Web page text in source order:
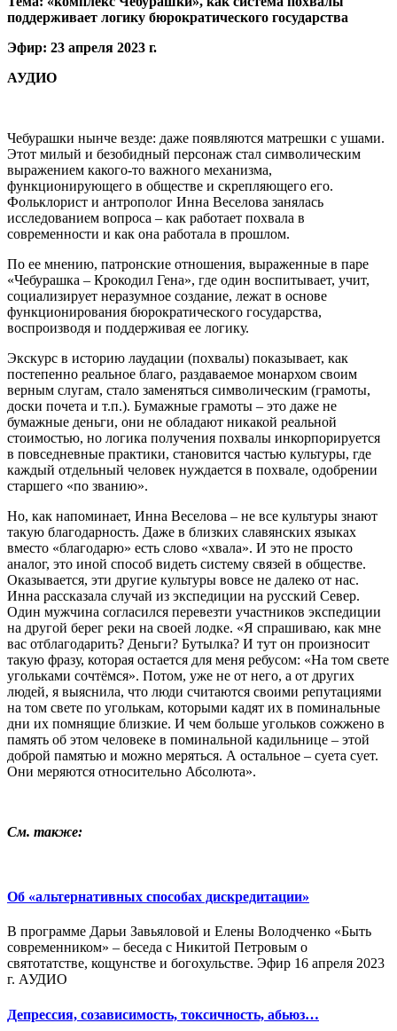
поддерживает логику бюрократического государства
Эфир: 23 апреля 2023 г.
АУДИО
Чебурашки нынче везде: даже появляются матрешки с ушами.
Этот милый и безобидный персонаж стал символическим
выражением какого-то важного механизма,
функционирующего в обществе и скрепляющего его.
Фольклорист и антрополог Инна Веселова занялась
исследованием вопроса – как работает похвала в
современности и как она работала в прошлом.
По ее мнению, патронские отношения, выраженные в паре
«Чебурашка – Крокодил Гена», где один воспитывает, учит,
социализирует неразумное создание, лежат в основе
функционирования бюрократического государства,
воспроизводя и поддерживая ее логику.
Экскурс в историю лаудации (похвалы) показывает, как
постепенно реальное благо, раздаваемое монархом своим
верным слугам, стало заменяться символическим (грамоты,
доски почета и т.п.). Бумажные грамоты – это даже не
бумажные деньги, они не обладают никакой реальной
стоимостью, но логика получения похвалы инкорпорируется
в повседневные практики, становится частью культуры, где
каждый отдельный человек нуждается в похвале, одобрении
старшего «по званию».
Но, как напоминает, Инна Веселова – не все культуры знают
такую благодарность. Даже в близких славянских языках
вместо «благодарю» есть слово «хвала». И это не просто
аналог, это иной способ видеть систему связей в обществе.
Оказывается, эти другие культуры вовсе не далеко от нас.
Инна рассказала случай из экспедиции на русский Север.
Один мужчина согласился перевезти участников экспедиции
на другой берег реки на своей лодке. «Я спрашиваю, как мне
вас отблагодарить? Деньги? Бутылка? И тут он произносит
такую фразу, которая остается для меня ребусом: «На том свете
угольками сочтёмся». Потом, уже не от него, а от других
людей, я выяснила, что люди считаются своими репутациями
на том свете по уголькам, которыми кадят их в поминальные
дни их помнящие близкие. И чем больше угольков сожжено в
память об этом человеке в поминальной кадильнице – этой
доброй памятью и можно меряться. А остальное – суета сует.
Они меряются относительно Абсолюта».
См. также:
Об «альтернативных способах дискредитации»
В программе Дарьи Завьяловой и Елены Володченко «Быть
современником» – беседа с Никитой Петровым о
святотатстве, кощунстве и богохульстве. Эфир 16 апреля 2023
г. АУДИО
Депрессия, созависимость, токсичность, абьюз…